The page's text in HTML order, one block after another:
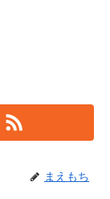
まえもち